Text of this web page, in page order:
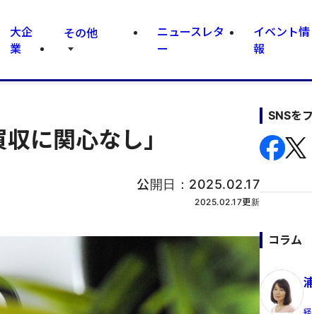
大企
業
その他
ニュースレタ
ー
イベント情
報
に関心なし」
公開日： 2025.02.17
2025.02.17更新
SNSを
コラム